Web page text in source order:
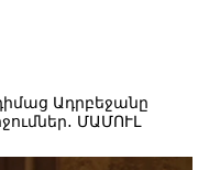
Ադրբեջանը
ՄԱՄՈՒԼ